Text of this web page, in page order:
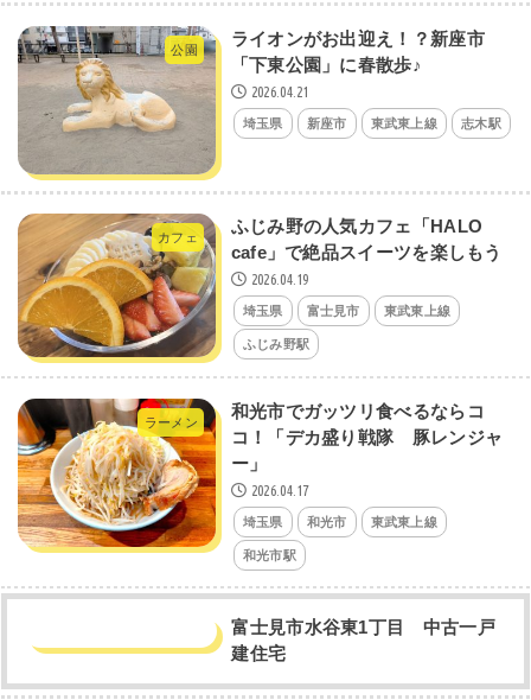
公園
ライオンがお出迎え！？新座市
「下東公園」に春散歩♪
2026.04.21
埼玉県 新座市 東武東上線 志木駅
カフェ
ふじみ野の人気カフェ「HALO
cafe」で絶品スイーツを楽しもう
2026.04.19
埼玉県 富士見市 東武東上線
ふじみ野駅
ラーメン
和光市でガッツリ食べるならコ
コ！「デカ盛り戦隊 豚レンジャ
ー」
2026.04.17
埼玉県 和光市 東武東上線
和光市駅
富士見市水谷東1丁目 中古一戸
建住宅